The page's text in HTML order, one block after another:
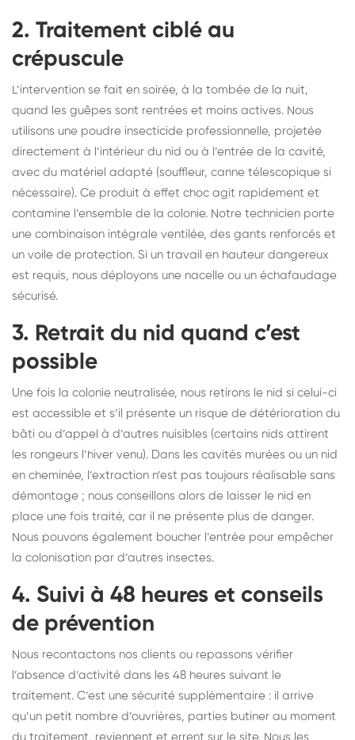
2. Traitement ciblé au
crépuscule
L’intervention se fait en soirée, à la tombée de la nuit,
quand les guêpes sont rentrées et moins actives. Nous
utilisons une poudre insecticide professionnelle, projetée
directement à l’intérieur du nid ou à l’entrée de la cavité,
avec du matériel adapté (souffleur, canne télescopique si
nécessaire). Ce produit à effet choc agit rapidement et
contamine l’ensemble de la colonie. Notre technicien porte
une combinaison intégrale ventilée, des gants renforcés et
un voile de protection. Si un travail en hauteur dangereux
est requis, nous déployons une nacelle ou un échafaudage
sécurisé.
3. Retrait du nid quand c’est
possible
Une fois la colonie neutralisée, nous retirons le nid si celui-ci
est accessible et s’il présente un risque de détérioration du
bâti ou d’appel à d’autres nuisibles (certains nids attirent
les rongeurs l’hiver venu). Dans les cavités murées ou un nid
en cheminée, l’extraction n’est pas toujours réalisable sans
démontage ; nous conseillons alors de laisser le nid en
place une fois traité, car il ne présente plus de danger.
Nous pouvons également boucher l’entrée pour empêcher
la colonisation par d’autres insectes.
4. Suivi à 48 heures et conseils
de prévention
Nous recontactons nos clients ou repassons vérifier
l’absence d’activité dans les 48 heures suivant le
traitement. C’est une sécurité supplémentaire : il arrive
qu’un petit nombre d’ouvrières, parties butiner au moment
du traitement, reviennent et errent sur le site. Nous les